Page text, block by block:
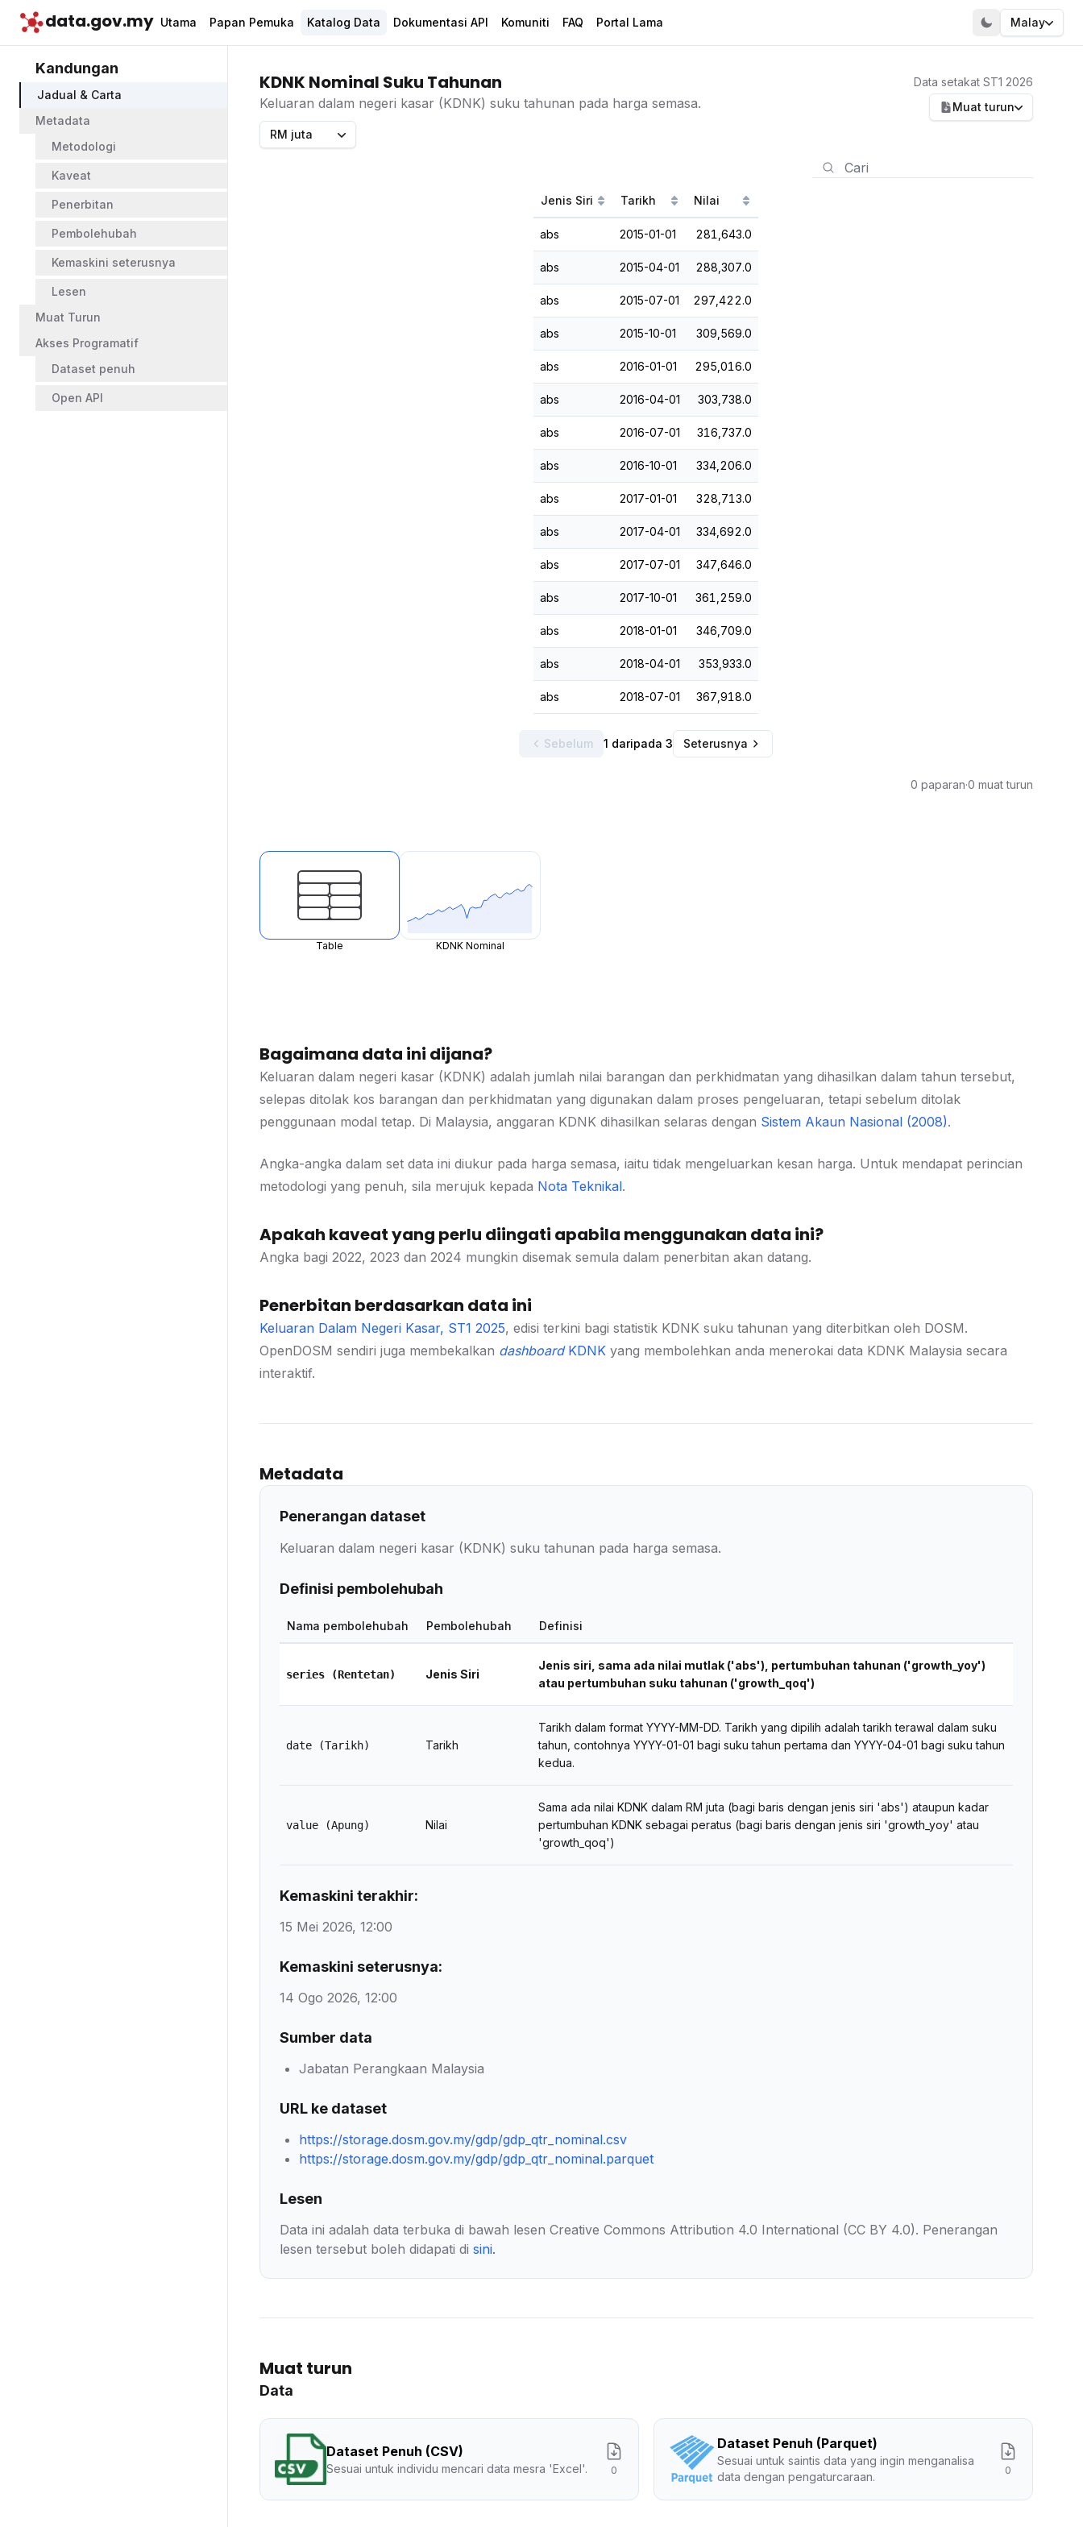
data.gov.my Utama Papan Pemuka Katalog Data Dokumentasi API Komuniti FAQ Portal Lama Malay
Kandungan
Jadual & Carta
Metadata
Metodologi
Kaveat
Penerbitan
Pembolehubah
Kemaskini seterusnya
Lesen
Muat Turun
Akses Programatif
Dataset penuh
Open API
KDNK Nominal Suku Tahunan Data setakat ST1 2026
Keluaran dalam negeri kasar (KDNK) suku tahunan pada harga semasa.
Muat turun
RM juta
Jenis Siri Tarikh Nilai
abs 2015-01-01 281,643.0
abs 2015-04-01 288,307.0
abs 2015-07-01 297,422.0
abs 2015-10-01 309,569.0
abs 2016-01-01 295,016.0
abs 2016-04-01 303,738.0
abs 2016-07-01 316,737.0
abs 2016-10-01 334,206.0
abs 2017-01-01 328,713.0
abs 2017-04-01 334,692.0
abs 2017-07-01 347,646.0
abs 2017-10-01 361,259.0
abs 2018-01-01 346,709.0
abs 2018-04-01 353,933.0
abs 2018-07-01 367,918.0
Sebelum 1 daripada 3 Seterusnya
0 paparan·0 muat turun
Table KDNK Nominal
Bagaimana data ini dijana?
Keluaran dalam negeri kasar (KDNK) adalah jumlah nilai barangan dan perkhidmatan yang dihasilkan dalam tahun tersebut,
selepas ditolak kos barangan dan perkhidmatan yang digunakan dalam proses pengeluaran, tetapi sebelum ditolak
penggunaan modal tetap. Di Malaysia, anggaran KDNK dihasilkan selaras dengan Sistem Akaun Nasional (2008).
Angka-angka dalam set data ini diukur pada harga semasa, iaitu tidak mengeluarkan kesan harga. Untuk mendapat perincian
metodologi yang penuh, sila merujuk kepada Nota Teknikal.
Apakah kaveat yang perlu diingati apabila menggunakan data ini?
Angka bagi 2022, 2023 dan 2024 mungkin disemak semula dalam penerbitan akan datang.
Penerbitan berdasarkan data ini
Keluaran Dalam Negeri Kasar, ST1 2025, edisi terkini bagi statistik KDNK suku tahunan yang diterbitkan oleh DOSM.
OpenDOSM sendiri juga membekalkan dashboardKDNKyang membolehkan anda menerokai data KDNK Malaysia secara
interaktif.
Metadata
Penerangan dataset
Keluaran dalam negeri kasar (KDNK) suku tahunan pada harga semasa.
Definisi pembolehubah
Nama pembolehubah Pembolehubah Definisi
series (Rentetan) Jenis Siri
Jenis siri, sama ada nilai mutlak ('abs'), pertumbuhan tahunan ('growth_yoy')
atau pertumbuhan suku tahunan ('growth_qoq')
date (Tarikh) Tarikh
Tarikh dalam format YYYY-MM-DD. Tarikh yang dipilih adalah tarikh terawal dalam suku
tahun, contohnya YYYY-01-01 bagi suku tahun pertama dan YYYY-04-01 bagi suku tahun
kedua.
value (Apung) Nilai
Sama ada nilai KDNK dalam RM juta (bagi baris dengan jenis siri 'abs') ataupun kadar
pertumbuhan KDNK sebagai peratus (bagi baris dengan jenis siri 'growth_yoy' atau
'growth_qoq')
Kemaskini terakhir:
15 Mei 2026, 12:00
Kemaskini seterusnya:
14 Ogo 2026, 12:00
Sumber data
Jabatan Perangkaan Malaysia
URL ke dataset
https://storage.dosm.gov.my/gdp/gdp_qtr_nominal.csv
https://storage.dosm.gov.my/gdp/gdp_qtr_nominal.parquet
Lesen
Data ini adalah data terbuka di bawah lesen Creative Commons Attribution 4.0 International (CC BY 4.0). Penerangan
lesen tersebut boleh didapati di sini.
Muat turun
Data
Dataset Penuh (CSV)
Sesuai untuk individu mencari data mesra 'Excel'. 0
Dataset Penuh (Parquet)
Sesuai untuk saintis data yang ingin menganalisa
data dengan pengaturcaraan.
0